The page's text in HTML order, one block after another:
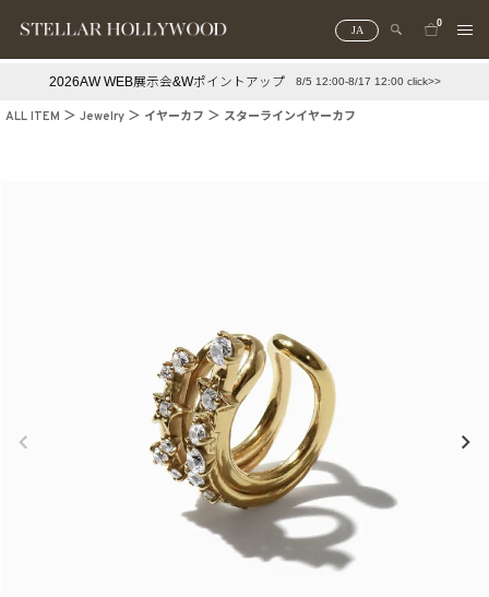
JA
0
2026AW WEB展示会&Wポイントアップ 8/5 12:00-8/17 12:00 click>>
ALL ITEM Jewelry イヤーカフ スターラインイヤーカフ